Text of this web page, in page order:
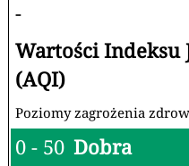
-
Wartości Indeksu
(AQI)
Poziomy zagrożenia
0 - 50 Dobra